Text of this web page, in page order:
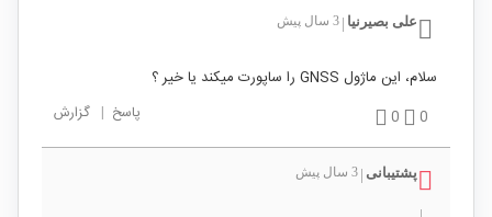
علی بصیرنیا 3 سال پیش
سلام، این ماژول GNSS را ساپورت میکند یا خیر ؟
0
0 پاسخ | گزارش
پشتیبانی 3 سال پیش